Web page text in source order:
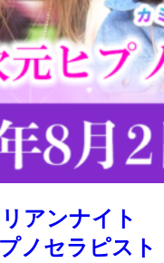
アンナイト
ノセラピスト